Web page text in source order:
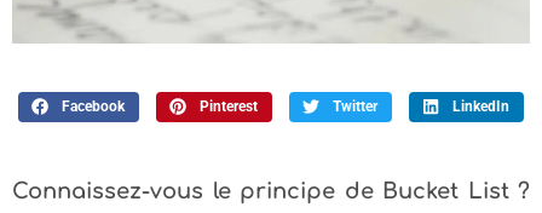
Facebook Pinterest Twitter LinkedIn
Connaissez-vous le principe de Bucket List ?